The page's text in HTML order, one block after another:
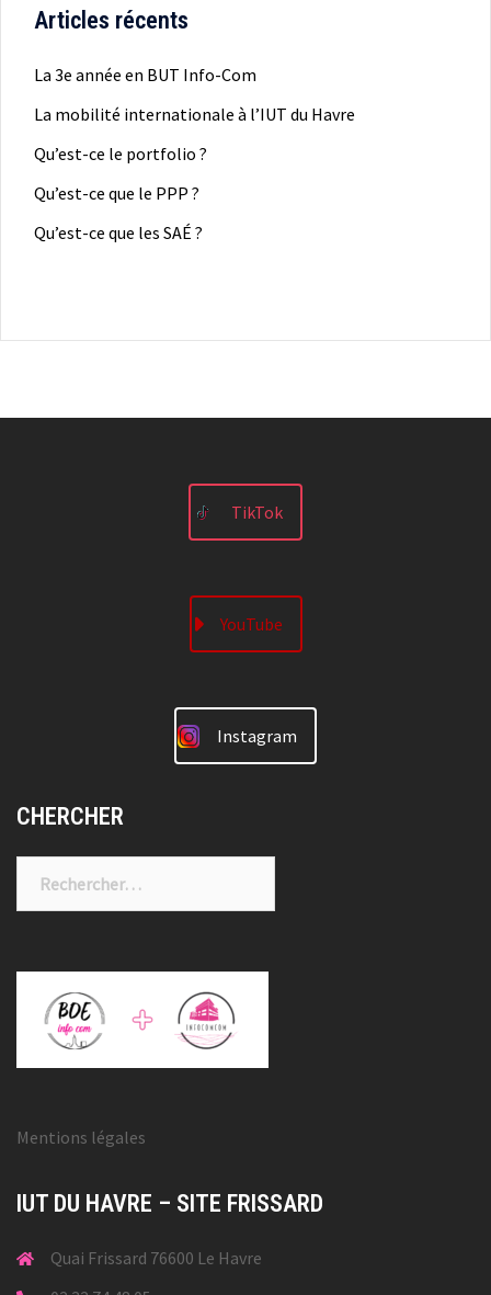
Articles récents
La 3e année en BUT Info-Com
La mobilité internationale à l’IUT du Havre
Qu’est-ce le portfolio ?
Qu’est-ce que le PPP ?
Qu’est-ce que les SAÉ ?
TikTok
YouTube
Instagram
CHERCHER
Mentions légales
IUT DU HAVRE – SITE FRISSARD
Quai Frissard 76600 Le Havre